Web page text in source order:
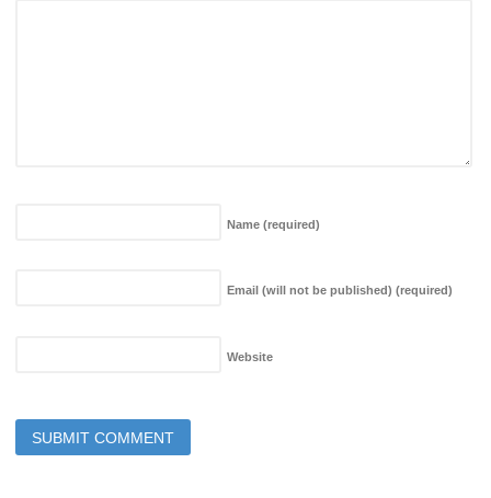
Name (required)
Email (will not be published) (required)
Website